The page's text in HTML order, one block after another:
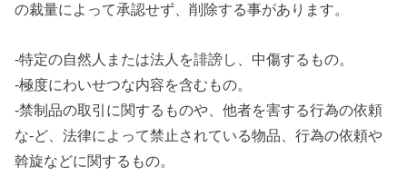
の裁量によって承認せず、削除する事があります。
-特定の自然人または法人を誹謗し、中傷するもの。
-極度にわいせつな内容を含むもの。
-禁制品の取引に関するものや、他者を害する行為の依頼
な-ど、法律によって禁止されている物品、行為の依頼や
斡旋などに関するもの。